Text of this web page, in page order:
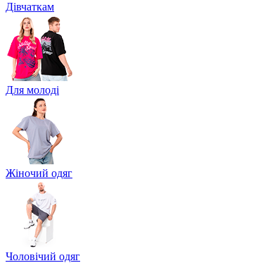
Дівчаткам
Для молоді
Жіночий одяг
Чоловічий одяг